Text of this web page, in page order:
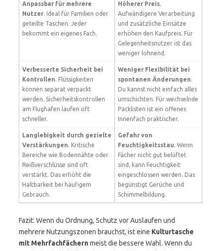
Anpassbar für mehrere
Nutzer. Ideal für Familien oder
geteilte Taschen. Jeder
bekommt ein eigenes Fach.
Höherer Preis.
Aufwändigere Verarbeitung
und zusätzliche Einsätze
erhöhen den Kaufpreis. Für
Gelegenheitsnutzer ist das
weniger lohnend.
Verbesserte Sicherheit bei
Kontrollen. Flüssigkeiten
können separat verpackt
werden. Sicherheitskontrollen
am Flughafen laufen oft
schneller.
Weniger Flexibilität bei
spontanen Änderungen.
Du kannst nicht einfach alles
umschichten. Für wechselnde
Packlisten ist ein offenes
Innenfach praktischer.
Langlebigkeit durch gezielte
Verstärkungen. Kritische
Bereiche wie Bodennähte oder
Reißverschlüsse sind oft
verstärkt. Das erhöht die
Haltbarkeit bei häufigem
Gebrauch.
Gefahr von
Feuchtigkeitsstau. Wenn
Fächer nicht gut belüftet
sind, kann Feuchtigkeit
eingeschlossen werden. Das
begünstigt Gerüche und
Schimmelbildung.
Fazit: Wenn du Ordnung, Schutz vor Auslaufen und
mehrere Nutzungszonen brauchst, ist eine Kulturtasche
mit Mehrfachfächernmeist die bessere Wahl. Wenn du